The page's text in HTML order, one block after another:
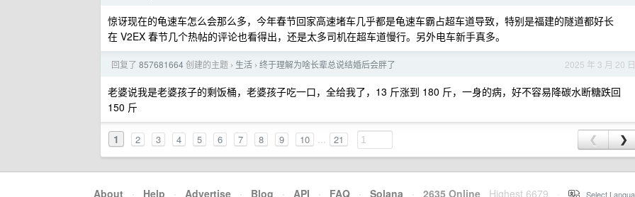
惊讶现在的龟速车怎么会那么多，今年春节回家高速堵车几乎都是龟速车霸占超车道导致，特别是福建的隧道都好长
在 V2EX 春节几个热帖的评论也看得出，还是太多司机在超车道慢行。另外电车新手真多。
2025 年 3 月 20 日
回复了 857681664创建的主题 › 生活 › 终于理解为啥长辈总说结婚后会胖了
老婆说我是老婆孩子的剩饭桶，老婆孩子吃一口，全给我了，13 斤涨到 180 斤，一身的病，好不容易降碳水断糖跌回
150 斤
1 2 3 4 5 6 7 8 9 10 ... 21 ❮ ❯
About · Help · Advertise · Blog · API · FAQ · Solana · 2635 Online Highest 6679 Select